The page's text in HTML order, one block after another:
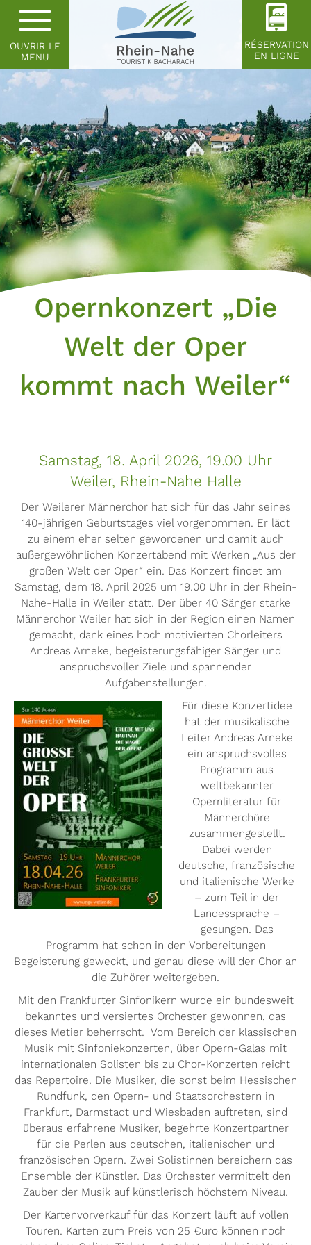
OUVRIR LE
MENU
RÉSERVATION
EN LIGNE
Opernkonzert „Die
Welt der Oper
kommt nach Weiler“
Samstag, 18. April 2026, 19.00 Uhr
Weiler, Rhein-Nahe Halle
Der Weilerer Männerchor hat sich für das Jahr seines
140-jährigen Geburtstages viel vorgenommen. Er lädt
zu einem eher selten gewordenen und damit auch
außergewöhnlichen Konzertabend mit Werken „Aus der
großen Welt der Oper“ ein. Das Konzert findet am
Samstag, dem 18. April 2025 um 19.00 Uhr in der Rhein-
Nahe-Halle in Weiler statt. Der über 40 Sänger starke
Männerchor Weiler hat sich in der Region einen Namen
gemacht, dank eines hoch motivierten Chorleiters
Andreas Arneke, begeisterungsfähiger Sänger und
anspruchsvoller Ziele und spannender
Aufgabenstellungen.
Für diese Konzertidee
hat der musikalische
Leiter Andreas Arneke
ein anspruchsvolles
Programm aus
weltbekannter
Opernliteratur für
Männerchöre
zusammengestellt.
Dabei werden
deutsche, französische
und italienische Werke
– zum Teil in der
Landessprache –
gesungen. Das
Programm hat schon in den Vorbereitungen
Begeisterung geweckt, und genau diese will der Chor an
die Zuhörer weitergeben.
Mit den Frankfurter Sinfonikern wurde ein bundesweit
bekanntes und versiertes Orchester gewonnen, das
dieses Metier beherrscht. Vom Bereich der klassischen
Musik mit Sinfoniekonzerten, über Opern-Galas mit
internationalen Solisten bis zu Chor-Konzerten reicht
das Repertoire. Die Musiker, die sonst beim Hessischen
Rundfunk, den Opern- und Staatsorchestern in
Frankfurt, Darmstadt und Wiesbaden auftreten, sind
überaus erfahrene Musiker, begehrte Konzertpartner
für die Perlen aus deutschen, italienischen und
französischen Opern. Zwei Solistinnen bereichern das
Ensemble der Künstler. Das Orchester vermittelt den
Zauber der Musik auf künstlerisch höchstem Niveau.
Der Kartenvorverkauf für das Konzert läuft auf vollen
Touren. Karten zum Preis von 25 €uro können noch